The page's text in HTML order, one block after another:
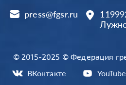
press@fgsr.ru
© 2015-2025 © Федерация
ВКонтакте YouTube